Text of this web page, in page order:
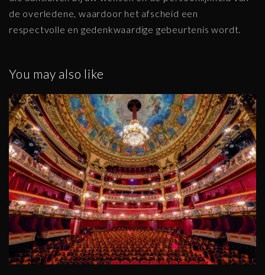
de overledene, waardoor het afscheid een
respectvolle en gedenkwaardige gebeurtenis wordt.
You may also like